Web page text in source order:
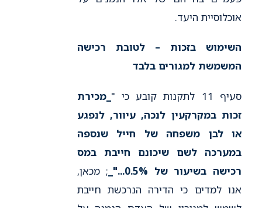
אוכלוסיית היעד.
השימוש בזכות – לטובת רכישה
המשמשת למגורים בלבד
סעיף 11 לתקנות קובע כי "
_מכירת
זכות במקרקעין לנכה, עיוור, לנפגע
או לבן משפחה של חייל שנספה
במערכה לשם שיכונם חייבת במס
רכישה בשיעור של 0.5%..."_
; מכאן,
אנו למדים כי הדירה הנרכשת חייבת